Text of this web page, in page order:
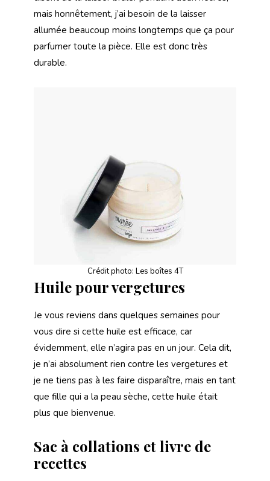
mais honnêtement, j’ai besoin de la laisser
allumée beaucoup moins longtemps que ça pour
parfumer toute la pièce. Elle est donc très
durable.
Crédit photo: Les boîtes 4T
Huile pour vergetures
Je vous reviens dans quelques semaines pour
vous dire si cette huile est efficace, car
évidemment, elle n’agira pas en un jour. Cela dit,
je n’ai absolument rien contre les vergetures et
je ne tiens pas à les faire disparaître, mais en tant
que fille qui a la peau sèche, cette huile était
plus que bienvenue.
Sac à collations et livre de
recettes